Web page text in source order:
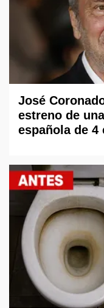
José
estreno de
española de 4